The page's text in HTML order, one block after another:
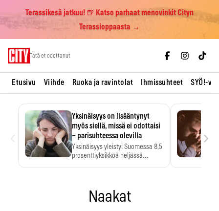
Terassikesä jatkuu! 🍺 Katso parhaat menovinkit Cityn
Terassioppaasta →
Tätä et odottanut
Etusivu Viihde Ruoka ja ravintolat Ihmissuhteet SYÖ!-
Yksinäisyys on lisääntynyt
myös siellä, missä ei odottaisi
– parisuhteessa olevilla
Yksinäisyys yleistyi Suomessa 8,5
prosenttiyksikköä neljässä
›
Naakat